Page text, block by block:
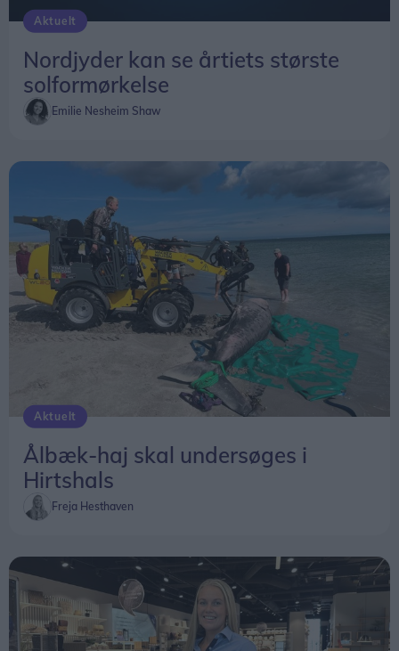
Aktuelt
Nordjyder kan se årtiets største
solformørkelse
Emilie Nesheim Shaw
Aktuelt
Ålbæk-haj skal undersøges i
Hirtshals
Freja Hesthaven